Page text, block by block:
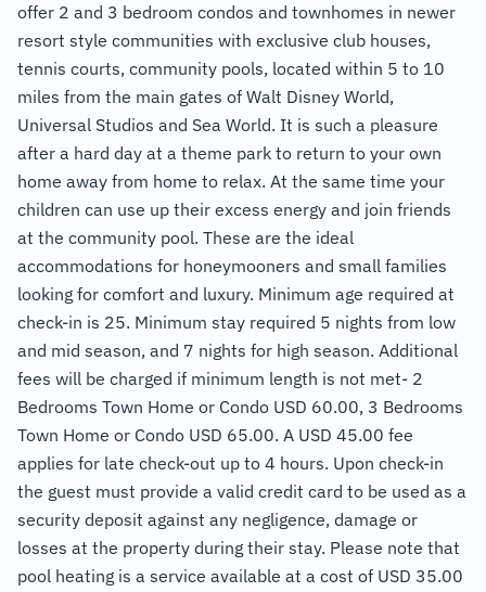
offer 2 and 3 bedroom condos and townhomes in newer
resort style communities with exclusive club houses,
tennis courts, community pools, located within 5 to 10
miles from the main gates of Walt Disney World,
Universal Studios and Sea World. It is such a pleasure
after a hard day at a theme park to return to your own
home away from home to relax. At the same time your
children can use up their excess energy and join friends
at the community pool. These are the ideal
accommodations for honeymooners and small families
looking for comfort and luxury. Minimum age required at
check-in is 25. Minimum stay required 5 nights from low
and mid season, and 7 nights for high season. Additional
fees will be charged if minimum length is not met- 2
Bedrooms Town Home or Condo USD 60.00, 3 Bedrooms
Town Home or Condo USD 65.00. A USD 45.00 fee
applies for late check-out up to 4 hours. Upon check-in
the guest must provide a valid credit card to be used as a
security deposit against any negligence, damage or
losses at the property during their stay. Please note that
pool heating is a service available at a cost of USD 35.00